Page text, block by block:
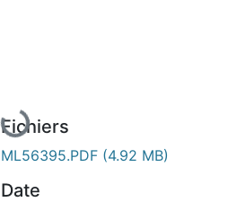
En cours de chargement...
Fichiers
ML56395.PDF (4.92 MB)
Date